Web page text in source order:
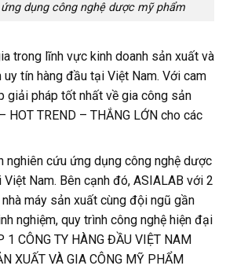
dụng công nghệ dược mỹ phẩm
trong lĩnh vực kinh doanh sản xuất và
tín hàng đầu tại Việt Nam. Với cam
giải pháp tốt nhất về gia công sản
HOT TREND – THẮNG LỚN cho các
nghiên cứu ứng dụng công nghệ dược
Nam. Bên cạnh đó, ASIALAB với 2
máy sản xuất cùng đội ngũ gần
nghiệm, quy trình công nghệ hiện đại
CÔNG TY HÀNG ĐẦU VIỆT NAM
XUẤT VÀ GIA CÔNG MỸ PHẨM